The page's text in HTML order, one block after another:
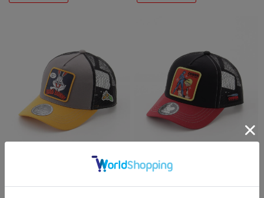
OFF PRICE STORE(Fashion Goods)
OFF PRICE STORE(Fashion Goods)